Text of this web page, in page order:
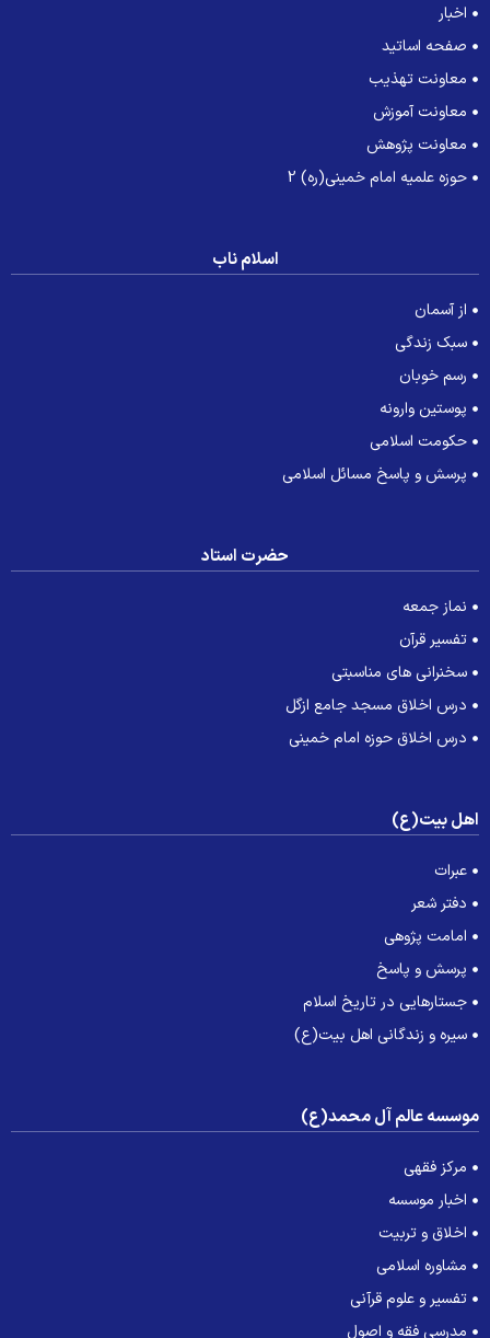
اخبار
صفحه اساتید
معاونت تهذیب
معاونت آموزش
معاونت پژوهش
حوزه علمیه امام خمینی(ره) 2
اسلام ناب
از آسمان
سبک زندگی
رسم خوبان
پوستین وارونه
حکومت اسلامی
پرسش و پاسخ مسائل اسلامی
حضرت استاد
نماز جمعه
تفسیر قرآن
سخنرانی های مناسبتی
درس اخلاق مسجد جامع ازگل
درس اخلاق حوزه امام خمینی
بیت(ع)
عبرات
دفتر شعر
امامت پژوهی
پرسش و پاسخ
جستارهایی در تاریخ اسلام
سیره و زندگانی اهل بیت(ع)
عالم آل محمد(ع)
مرکز فقهی
اخبار موسسه
اخلاق و تربیت
مشاوره اسلامی
تفسیر و علوم قرآنی
مدرسی فقه و اصول